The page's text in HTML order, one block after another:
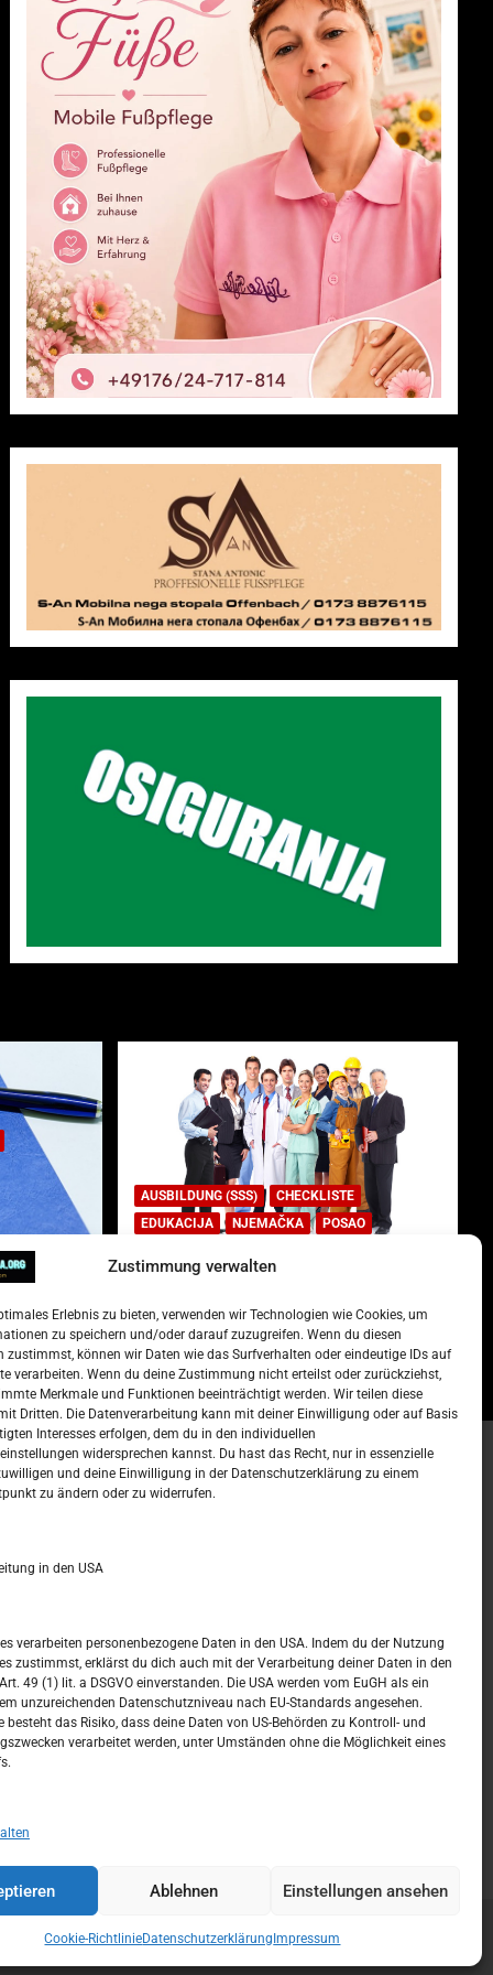
Zustimmung verwalten
Erlebnis zu bieten, verwenden wir Technologien wie Cookies, um
zu speichern und/oder darauf zuzugreifen. Wenn du diesen
zustimmst, können wir Daten wie das Surfverhalten oder eindeutige IDs auf
verarbeiten. Wenn du deine Zustimmung nicht erteilst oder zurückziehst,
Merkmale und Funktionen beeinträchtigt werden. Wir teilen diese
Dritten. Die Datenverarbeitung kann mit deiner Einwilligung oder auf Basis
Interesses erfolgen, dem du in den individuellen
widersprechen kannst. Du hast das Recht, nur in essenzielle
und deine Einwilligung in der Datenschutzerklärung zu einem
zu ändern oder zu widerrufen.
in den USA
verarbeiten personenbezogene Daten in den USA. Indem du der Nutzung
zustimmst, erklärst du dich auch mit der Verarbeitung deiner Daten in den
49 (1) lit. a DSGVO einverstanden. Die USA werden vom EuGH als ein
unzureichenden Datenschutzniveau nach EU-Standards angesehen.
besteht das Risiko, dass deine Daten von US-Behörden zu Kontroll- und
verarbeitet werden, unter Umständen ohne die Möglichkeit eines
Ablehnen Einstellungen ansehen
Cookie-RichtlinieDatenschutzerklärung Impressum
AUSBILDUNG (SSS)
CHECKLISTE
EDUKACIJA
NJEMAČKA POSAO
Lista najtraženijih deficitarnih
15. Oktober 2022 Redakcija
–
Kalendar
6 7 8 9 10 11 12
13 14 15 16 17 18
20 21 22 23 24 25 26